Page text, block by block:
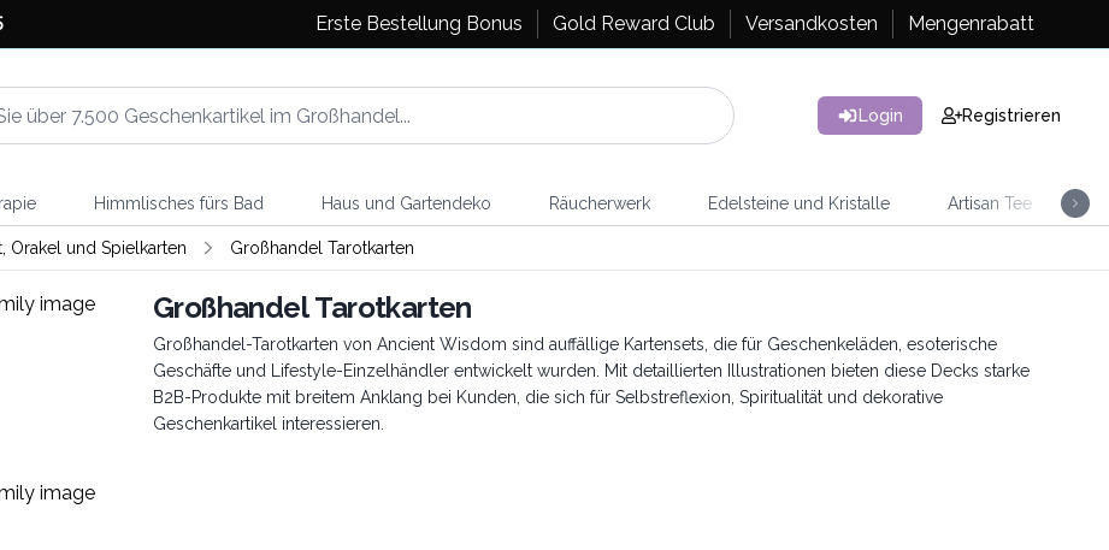
Erste Bestellung Bonus Gold Reward Club Versandkosten Mengenrabatt
Login Registrieren
Himmlisches fürs Bad Haus und Gartendeko Räucherwerk Edelsteine und Kristalle Artisan Tee
Orakel und Spielkarten Großhandel Tarotkarten
Großhandel Tarotkarten
Großhandel-Tarotkarten von Ancient Wisdom sind auffällige Kartensets, die für Geschenkeläden, esoterische
Geschäfte und Lifestyle-Einzelhändler entwickelt wurden. Mit detaillierten Illustrationen bieten diese Decks starke
B2B-Produkte mit breitem Anklang bei Kunden, die sich für Selbstreflexion, Spiritualität und dekorative
Geschenkartikel interessieren.